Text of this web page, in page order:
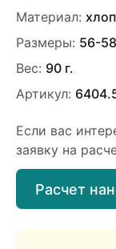
Материал:
Размеры: 56-58
Вес: 90 г.
Артикул:
Если вас
заявку на
Расчет